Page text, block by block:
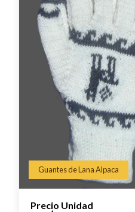
Guantes de Lana Alpaca
Precio Unidad